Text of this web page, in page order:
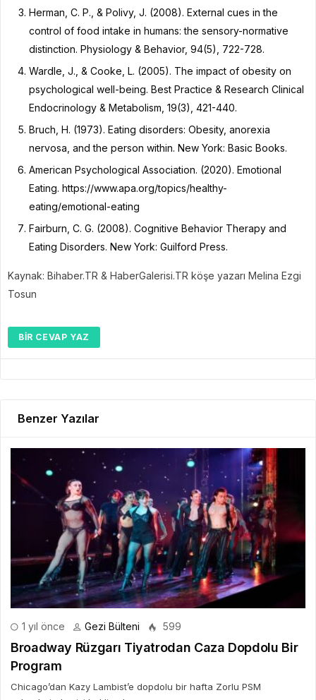
Herman, C. P., & Polivy, J. (2008). External cues in the
control of food intake in humans: the sensory-normative
distinction. Physiology & Behavior, 94(5), 722-728.
Wardle, J., & Cooke, L. (2005). The impact of obesity on
psychological well-being. Best Practice & Research Clinical
Endocrinology & Metabolism, 19(3), 421-440.
Bruch, H. (1973). Eating disorders: Obesity, anorexia
nervosa, and the person within. New York: Basic Books.
American Psychological Association. (2020). Emotional
Eating. https://www.apa.org/topics/healthy-
eating/emotional-eating
Fairburn, C. G. (2008). Cognitive Behavior Therapy and
Eating Disorders. New York: Guilford Press.
Kaynak: Bihaber.TR & HaberGalerisi.TR köşe yazarı Melina Ezgi
Tosun
BIR CEVAP YAZ
Benzer Yazılar
1 yıl önce Gezi Bülteni 599
Broadway Rüzgarı Tiyatrodan Caza Dopdolu Bir
Program
Chicago’dan Kazy Lambist’e dopdolu bir hafta Zorlu PSM